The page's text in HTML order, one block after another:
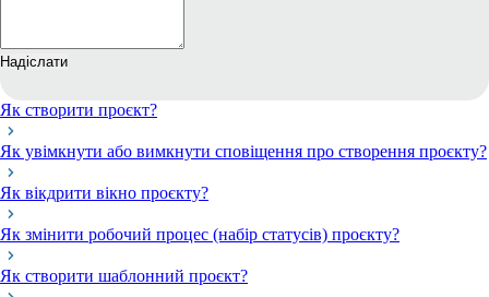
Надіслати
Як створити проєкт?
Як увімкнути або вимкнути сповіщення про створення проєкту?
Як вікдрити вікно проєкту?
Як змінити робочий процес (набір статусів) проєкту?
Як створити шаблонний проєкт?